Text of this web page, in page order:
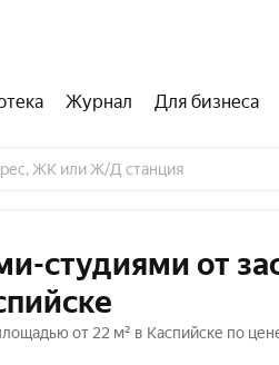
Журнал Для бизнеса
студиями от
от 22 м² в Каспийске по